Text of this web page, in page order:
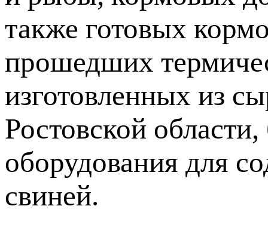
также готовых
прошедших
изготовленных из
Ростовской
оборудования для
свиней.